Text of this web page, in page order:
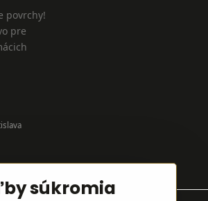
povrchy!
pre
súkromia